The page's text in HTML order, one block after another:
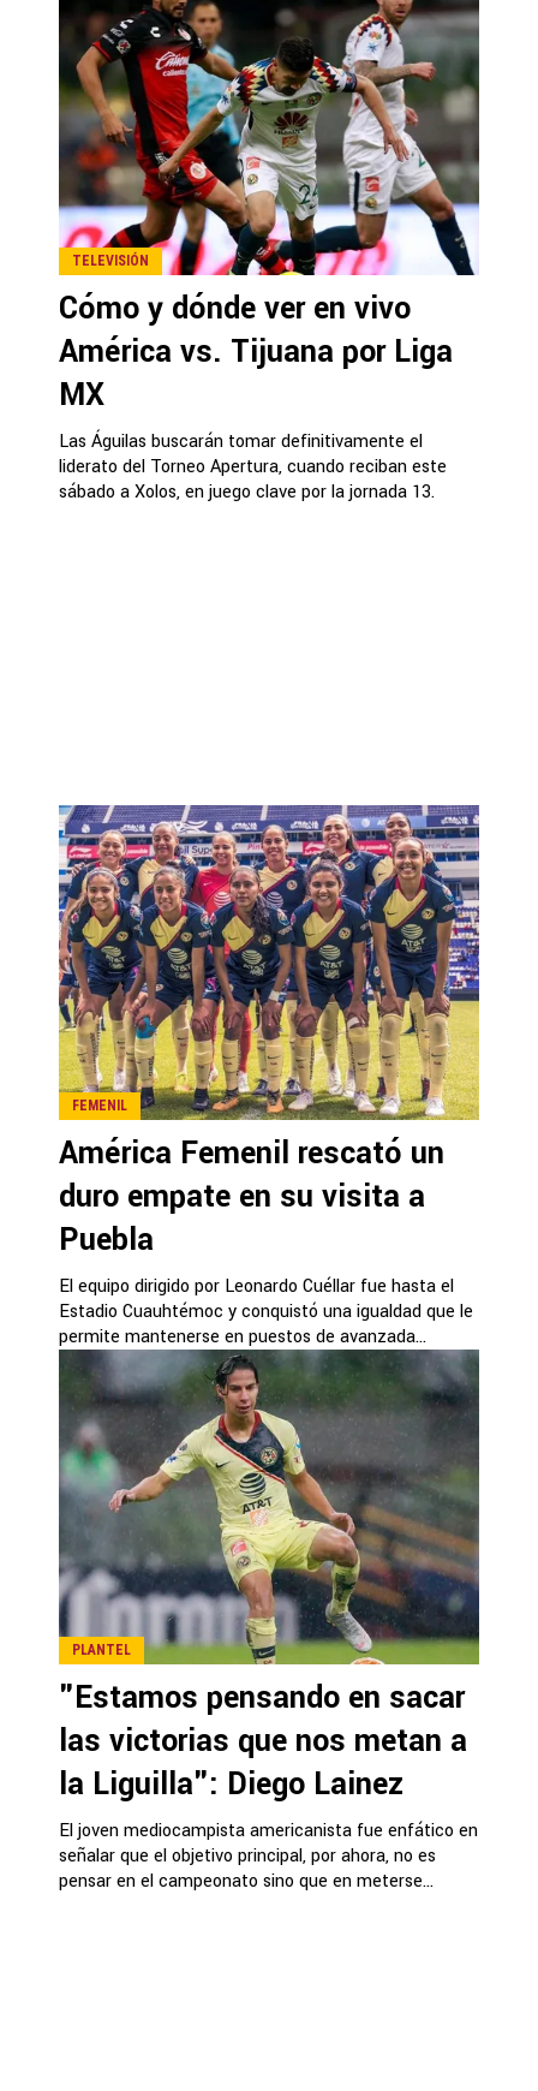
TELEVISIÓN
Cómo y dónde ver en vivo
América vs. Tijuana por Liga
MX
Las Águilas buscarán tomar definitivamente el
liderato del Torneo Apertura, cuando reciban este
sábado a Xolos, en juego clave por la jornada 13.
FEMENIL
América Femenil rescató un
duro empate en su visita a
Puebla
El equipo dirigido por Leonardo Cuéllar fue hasta el
Estadio Cuauhtémoc y conquistó una igualdad que le
permite mantenerse en puestos de avanzada...
PLANTEL
"Estamos pensando en sacar
las victorias que nos metan a
la Liguilla": Diego Lainez
El joven mediocampista americanista fue enfático en
señalar que el objetivo principal, por ahora, no es
pensar en el campeonato sino que en meterse...